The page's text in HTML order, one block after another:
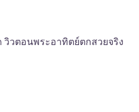
วตอนพระอาทิตย์ตกสวยจริง